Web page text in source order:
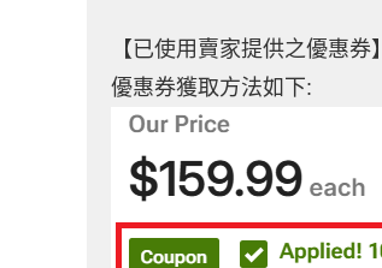
【已使用賣家提供之優惠券】
優惠券獲取方法如下: